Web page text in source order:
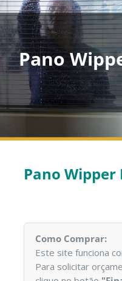
Pano
Pano
Como Comprar:
Este site funciona
Para solicitar